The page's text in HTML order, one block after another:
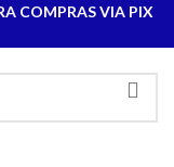
COMPRAS VIA PIX